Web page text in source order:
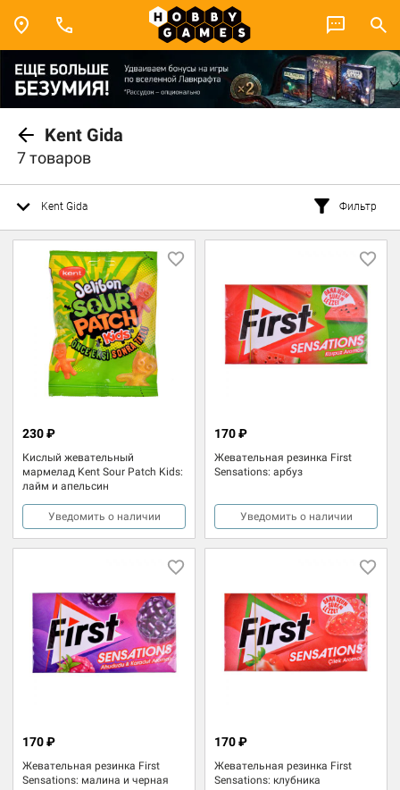
Kent Gida
7 товаров
Kent Gida Фильтр
Кислый жевательный
мармелад Kent Sour Patch Kids:
лайм и апельсин
230 ₽
Уведомить о наличии
Жевательная резинка First
Sensations: арбуз
170 ₽
Уведомить о наличии
Жевательная резинка First
Sensations: малина и черная
170 ₽
Жевательная резинка First
Sensations: клубника
170 ₽